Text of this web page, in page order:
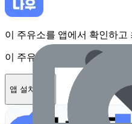
이 주유소를 앱에서 확인하고
이 주유소를 앱에서 확인하고
앱 설치하기